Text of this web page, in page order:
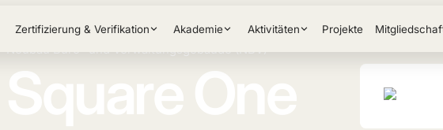
Zertifizierung & Verifikation Akademie Aktivitäten Projekte
Neubau Büro- und Verwaltungsgebäude (NBV)
Square One